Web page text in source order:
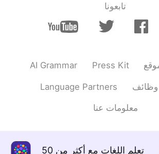
تابعونا
AI Grammar Press Kit
Language Partners وظائف
معلومات عنا
تعلم اللغات مع أكثر من 50